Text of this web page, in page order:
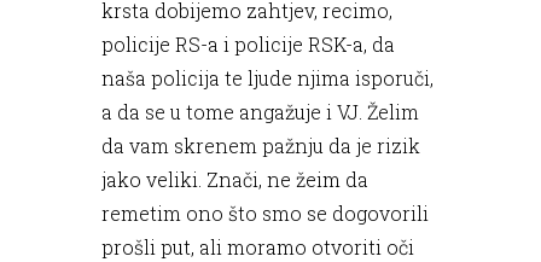
krsta dobijemo zahtjev, recimo,
policije RS-a i policije RSK-a, da
naša policija te ljude njima isporuči,
a da se u tome angažuje i VJ. Želim
da vam skrenem pažnju da je rizik
jako veliki. Znači, ne žeim da
remetim ono što smo se dogovorili
prošli put, ali moramo otvoriti oči